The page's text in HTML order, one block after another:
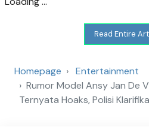
Read Entire
Homepage
Entertainment
Rumor Model Ansy Jan De
Ternyata Hoaks, Polisi